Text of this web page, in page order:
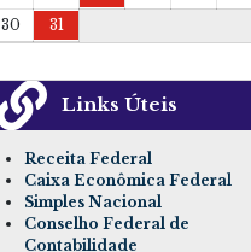
30
31
Links Úteis
Receita Federal
Caixa Econômica Federal
Simples Nacional
Conselho Federal de
Contabilidade